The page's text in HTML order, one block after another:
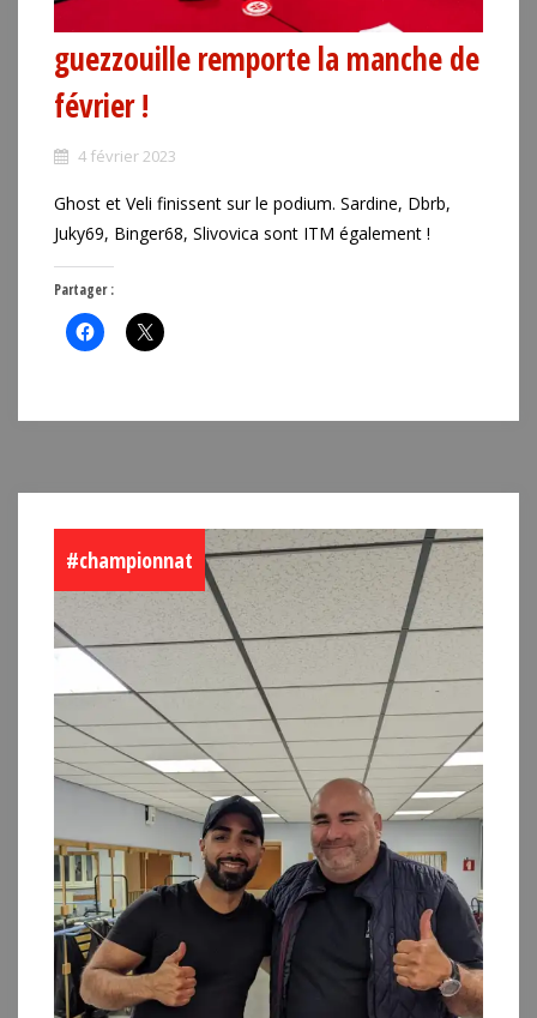
guezzouille remporte la manche de
février !
4 février 2023
Ghost et Veli finissent sur le podium. Sardine, Dbrb,
Juky69, Binger68, Slivovica sont ITM également !
Partager :
#championnat